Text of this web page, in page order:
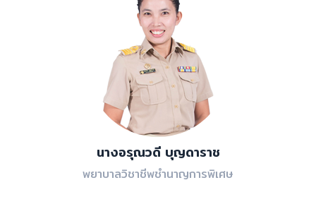
นางอรุณวดี บุญดาราช
พยาบาลวิชาชีพชำนาญการพิเศษ